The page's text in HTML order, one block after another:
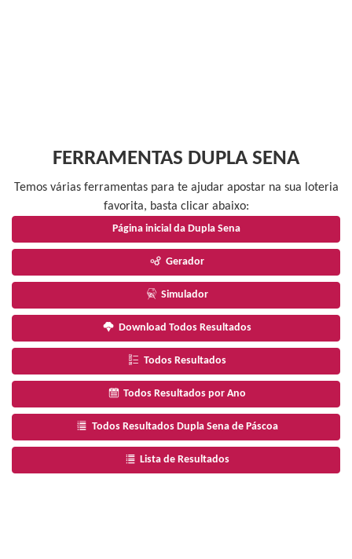
FERRAMENTAS DUPLA SENA
Temos várias ferramentas para te ajudar apostar na sua loteria
favorita, basta clicar abaixo:
Página inicial da Dupla Sena
Gerador
Simulador
Download Todos Resultados
Todos Resultados
Todos Resultados por Ano
Todos Resultados Dupla Sena de Páscoa
Lista de Resultados